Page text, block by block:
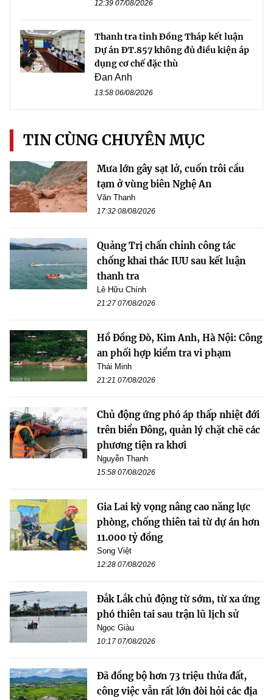
12:39 07/08/2026
Thanh tra tỉnh Đồng Tháp kết luận
Dự án ĐT.857 không đủ điều kiện áp
dụng cơ chế đặc thù
Đan Anh
13:58 06/08/2026
TIN CÙNG CHUYÊN MỤC
Mưa lớn gây sạt lở, cuốn trôi cầu
tạm ở vùng biên Nghệ An
Văn Thanh
17:32 08/08/2026
Quảng Trị chấn chỉnh công tác
chống khai thác IUU sau kết luận
thanh tra
Lê Hữu Chính
21:27 07/08/2026
Hồ Đồng Đò, Kim Anh, Hà Nội: Công
an phối hợp kiểm tra vi phạm
Thái Minh
21:21 07/08/2026
Chủ động ứng phó áp thấp nhiệt đới
trên biển Đông, quản lý chặt chẽ các
phương tiện ra khơi
Nguyễn Thanh
15:58 07/08/2026
Gia Lai kỳ vọng nâng cao năng lực
phòng, chống thiên tai từ dự án hơn
11.000 tỷ đồng
Song Việt
12:28 07/08/2026
Đắk Lắk chủ động từ sớm, từ xa ứng
phó thiên tai sau trận lũ lịch sử
Ngọc Giàu
10:17 07/08/2026
Đã đồng bộ hơn 73 triệu thửa đất,
công việc vẫn rất lớn đòi hỏi các địa